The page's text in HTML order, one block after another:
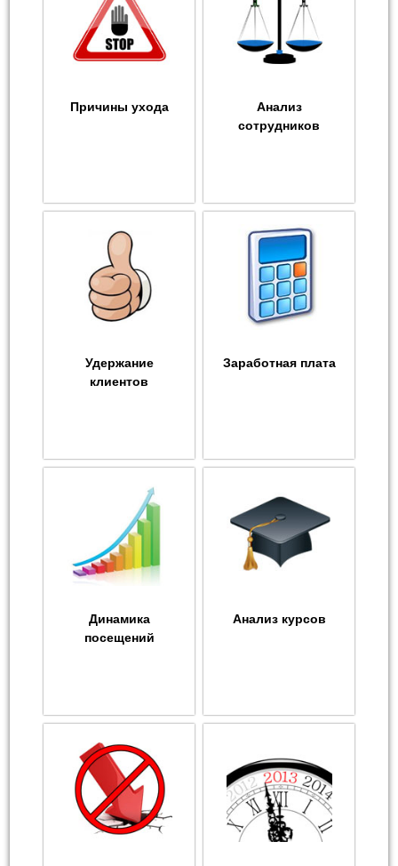
Причины ухода
Анализ
сотрудников
Удержание
клиентов
Заработная плата
Динамика
посещений
Анализ курсов